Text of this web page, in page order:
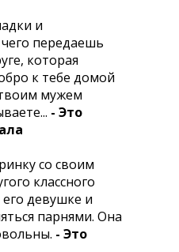
и
передаешь
которая
к тебе домой
мужем
- Это
со своим
классного
девушке и
парнями. Она
- Это